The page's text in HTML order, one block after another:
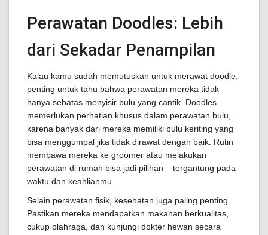
Perawatan Doodles: Lebih
dari Sekadar Penampilan
Kalau kamu sudah memutuskan untuk merawat doodle,
penting untuk tahu bahwa perawatan mereka tidak
hanya sebatas menyisir bulu yang cantik. Doodles
memerlukan perhatian khusus dalam perawatan bulu,
karena banyak dari mereka memiliki bulu keriting yang
bisa menggumpal jika tidak dirawat dengan baik. Rutin
membawa mereka ke groomer atau melakukan
perawatan di rumah bisa jadi pilihan – tergantung pada
waktu dan keahlianmu.
Selain perawatan fisik, kesehatan juga paling penting.
Pastikan mereka mendapatkan makanan berkualitas,
cukup olahraga, dan kunjungi dokter hewan secara